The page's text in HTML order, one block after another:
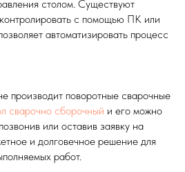
столом. Существуют
с помощью ПК или
автоматизировать процесс
производит поворотные сварочные
сварочно сборочный и его можно
или оставив заявку на
и долговечное решение для
работ.